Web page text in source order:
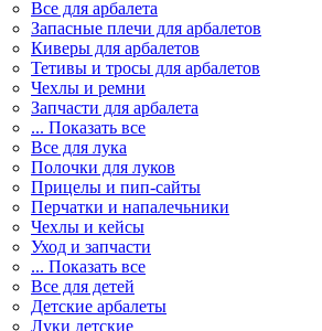
Все для арбалета
Запасные плечи для арбалетов
Киверы для арбалетов
Тетивы и тросы для арбалетов
Чехлы и ремни
Запчасти для арбалета
... Показать все
Все для лука
Полочки для луков
Прицелы и пип-сайты
Перчатки и напалечьники
Чехлы и кейсы
Уход и запчасти
... Показать все
Все для детей
Детские арбалеты
Луки детские